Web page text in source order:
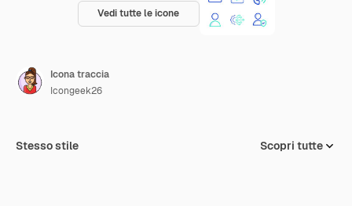
Vedi tutte le icone
Icona traccia
Icongeek26
Stesso stile Scopri tutte